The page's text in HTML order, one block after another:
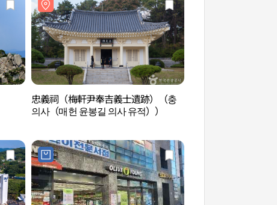
忠義祠（梅軒尹奉吉義士遺跡）（충
의사（매헌 윤봉길 의사 유적））